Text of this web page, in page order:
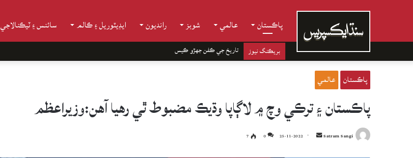
پاڪستان عالمي شوبز رانديون ايڊيٽوريل ۽ ڪالم سائنس ۽ ٽيڪنالاجي
بريڪنگ نيوز تاريخ جي ڪفن جھڙو ڪيس
پاڪستان عالمي
پاڪستان ۽ ترڪي وچ ۾ لاڳاپا وڌيڪ مضبوط ٿي رهيا آهن:وزيراعظم
Satram Sangi
Send
25-11-2022
0
7